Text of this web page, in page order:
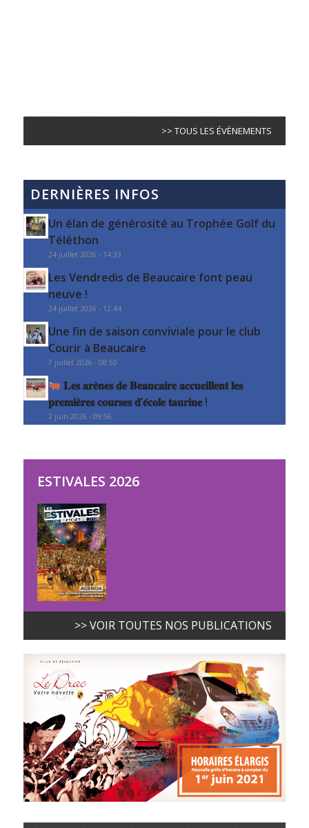
>> TOUS LES ÉVÈNEMENTS
DERNIÈRES INFOS
Un élan de générosité au Trophée Golf du
Téléthon
24 juillet 2026 - 14:33
Les Vendredis de Beaucaire font peau
neuve !
24 juillet 2026 - 12:44
Une fin de saison conviviale pour le club
Courir à Beaucaire
7 juillet 2026 - 08:50
𝐋𝐞𝐬 𝐚𝐫𝐞̀𝐧𝐞𝐬 𝐝𝐞 𝐁𝐞𝐚𝐮𝐜𝐚𝐢𝐫𝐞 𝐚𝐜𝐜𝐮𝐞𝐢𝐥𝐥𝐞𝐧𝐭 𝐥𝐞𝐬
𝐩𝐫𝐞𝐦𝐢𝐞̀𝐫𝐞𝐬 𝐜𝐨𝐮𝐫𝐬𝐞𝐬 𝐝’𝐞́𝐜𝐨𝐥𝐞 𝐭𝐚𝐮𝐫𝐢𝐧𝐞 !
2 juin 2026 - 09:56
ESTIVALES 2026
>> VOIR TOUTES NOS PUBLICATIONS